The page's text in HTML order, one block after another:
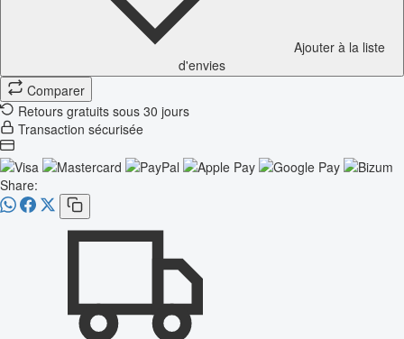
Ajouter à la liste
d'envies
Comparer
Retours gratuits sous 30 jours
Transaction sécurisée
Share: